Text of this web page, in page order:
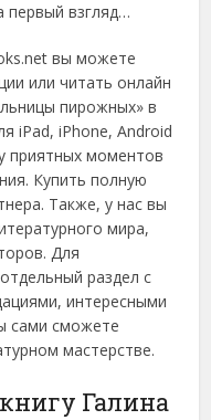
первый взгляд…
вы можете
или читать онлайн
пирожных» в
iPad, iPhone, Android
приятных моментов
Купить полную
Также, у нас вы
мира,
Для
раздел с
интересными
сами сможете
мастерстве.
Галина